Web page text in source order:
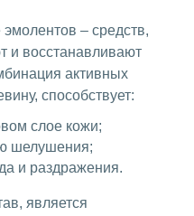
эмолентов – средств,
и восстанавливают
активных
способствует:
слое кожи;
шелушения;
и раздражения.
является